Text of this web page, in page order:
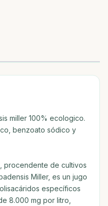
miller 100% ecologico.
benzoato sódico y
procendente de cultivos
Miller, es un jugo
específicos
8.000 mg por litro,